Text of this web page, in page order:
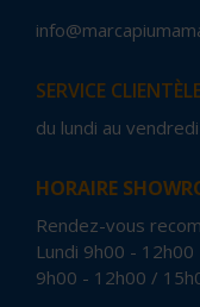
SERVICE
du lundi au
HORAIRE
Rendez-vous
Lundi 9h00 -
9h00 - 12h00 /